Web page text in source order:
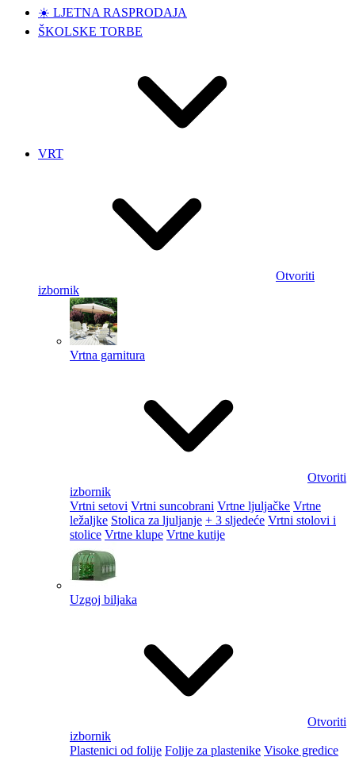
☀️ LJETNA RASPRODAJA
ŠKOLSKE TORBE
VRT
Otvoriti
izbornik
Vrtna garnitura
Otvoriti
izbornik
Vrtni setovi Vrtni suncobrani Vrtne ljuljačke Vrtne
ležaljke Stolica za ljuljanje + 3 sljedeće Vrtni stolovi i
stolice Vrtne klupe Vrtne kutije
Uzgoj biljaka
Otvoriti
izbornik
Plastenici od folije Folije za plastenike Visoke gredice